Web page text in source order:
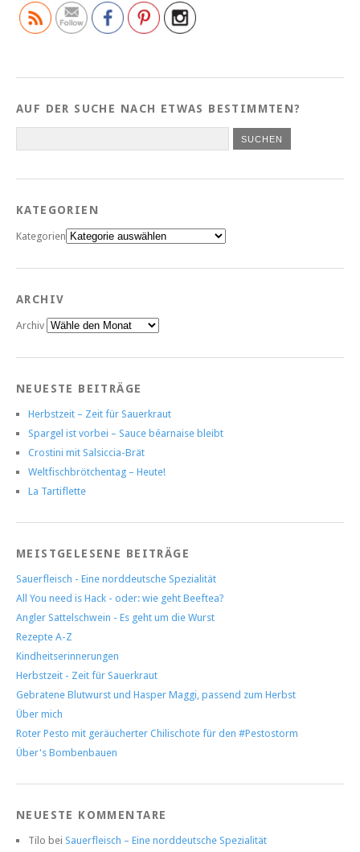
AUF DER SUCHE NACH ETWAS BESTIMMTEN?
KATEGORIEN
Kategorien
ARCHIV
Archiv
NEUESTE BEITRÄGE
Herbstzeit – Zeit für Sauerkraut
Spargel ist vorbei – Sauce béarnaise bleibt
Crostini mit Salsiccia-Brät
Weltfischbrötchentag – Heute!
La Tartiflette
MEISTGELESENE BEITRÄGE
Sauerfleisch - Eine norddeutsche Spezialität
All You need is Hack - oder: wie geht Beeftea?
Angler Sattelschwein - Es geht um die Wurst
Rezepte A-Z
Kindheitserinnerungen
Herbstzeit - Zeit für Sauerkraut
Gebratene Blutwurst und Hasper Maggi, passend zum Herbst
Über mich
Roter Pesto mit geräucherter Chilischote für den #Pestostorm
Über's Bombenbauen
NEUESTE KOMMENTARE
Tilo bei Sauerfleisch – Eine norddeutsche Spezialität